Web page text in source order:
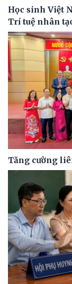
Học sinh Việt
Trí tuệ nhân
Tăng cường